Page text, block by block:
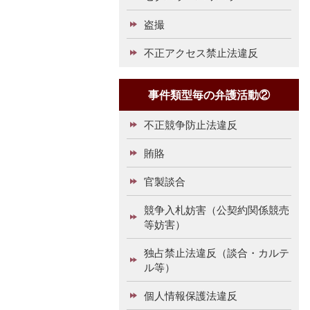
盗撮
不正アクセス禁止法違反
事件類型毎の弁護活動②
不正競争防止法違反
賄賂
官製談合
競争入札妨害（公契約関係競売
等妨害）
独占禁止法違反（談合・カルテ
ル等）
個人情報保護法違反